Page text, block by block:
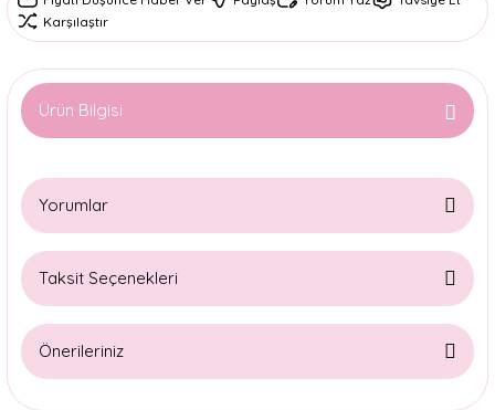
Karşılaştır
Ürün Bilgisi
Yorumlar
Taksit Seçenekleri
Önerileriniz